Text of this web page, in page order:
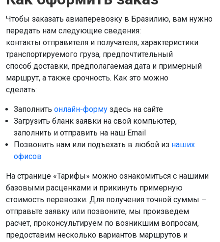
Чтобы заказать авиаперевозку в Бразилию, вам нужно
передать нам следующие сведения:
контакты отправителя и получателя, характеристики
транспортируемого груза, предпочтительный
способ доставки, предполагаемая дата и примерный
маршрут, а также срочность. Как это можно
сделать:
Заполнить онлайн-форму здесь на сайте
Загрузить бланк заявки на свой компьютер,
заполнить и отправить на наш Email
Позвонить нам или подъехать в любой из наших
офисов
На странице «Тарифы» можно ознакомиться с нашими
базовыми расценками и прикинуть примерную
стоимость перевозки. Для получения точной суммы –
отправьте заявку или позвоните, мы произведем
расчет, проконсультируем по возникшим вопросам,
предоставим несколько вариантов маршрутов и